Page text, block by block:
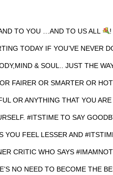
TO YOU …AND TO US ALL
TODAY IF YOU’VE NEVER
& SOUL.. JUST THE
FAIRER OR SMARTER OR
OR ANYTHING THAT YOU ARE
#ITSTIME TO SAY
YOU FEEL LESSER AND
CRITIC WHO SAYS
NO NEED TO BECOME THE